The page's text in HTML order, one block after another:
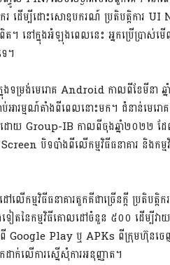
ករ ដើម្បីដោះសោឧបករណ៍ ប្រតិបត្តិការ
ារពិត។ នៅក្នុងអំឡុងពេលនេះ អ្នកប្រើប្រា
។
ងទម្រង់មេរោគ ​Android កាលពីខែមីនា
អារម្មណ៍តាំងពីពេលនោះមក។ ជំនាន់មេរ
ាគដោយ Group-IB កាលពីចុងឆ្នាំ២០២២
បិទបាំងពីលើកម្មវិធីធនាគារ និងកម្
ម្មវិធីធនាគារតួកគីជាច្រើនក្តី ប្រតិបត្តិក
នៃកម្មវិធីគោលដៅចំនួន ៥០០ ដើម្បីវា
េញពី Google Play ឬ APKs ពីក្រុមហ៊ុន
ក់លើការស្នើសុំការអនុញ្ញាត។